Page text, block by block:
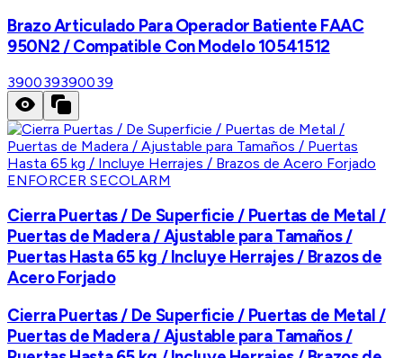
Brazo Articulado Para Operador Batiente FAAC
950N2 / Compatible Con Modelo 10541512
390039390039
ENFORCER SECOLARM
Cierra Puertas / De Superficie / Puertas de Metal /
Puertas de Madera / Ajustable para Tamaños /
Puertas Hasta 65 kg / Incluye Herrajes / Brazos de
Acero Forjado
Cierra Puertas / De Superficie / Puertas de Metal /
Puertas de Madera / Ajustable para Tamaños /